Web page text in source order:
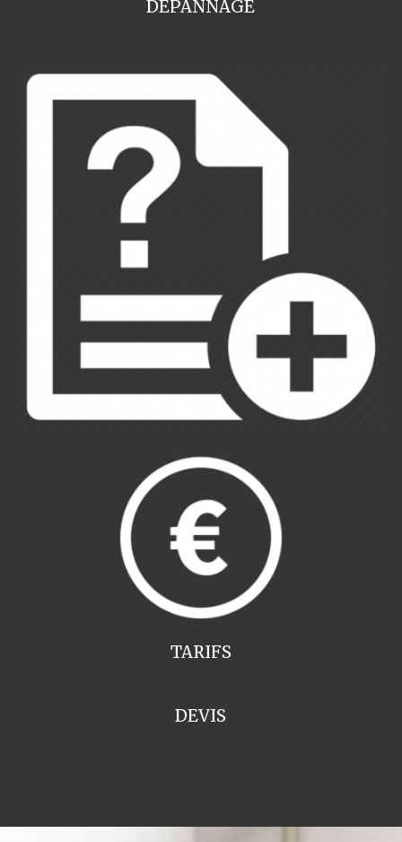
DEPANNAGE
TARIFS
DEVIS